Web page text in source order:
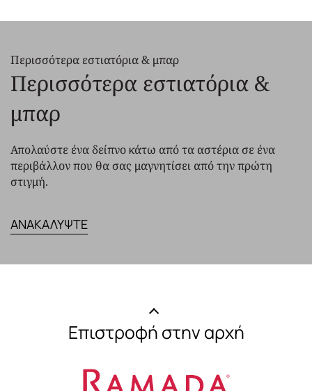
Περισσότερα εστιατόρια & μπαρ
Περισσότερα εστιατόρια &
μπαρ
Απολαύστε ένα δείπνο κάτω από τα αστέρια σε ένα
περιβάλλον που θα σας μαγνητίσει από την πρώτη
στιγμή.
ΑΝΑΚΑΛΥΨΤΕ
Επιστροφή στην αρχή